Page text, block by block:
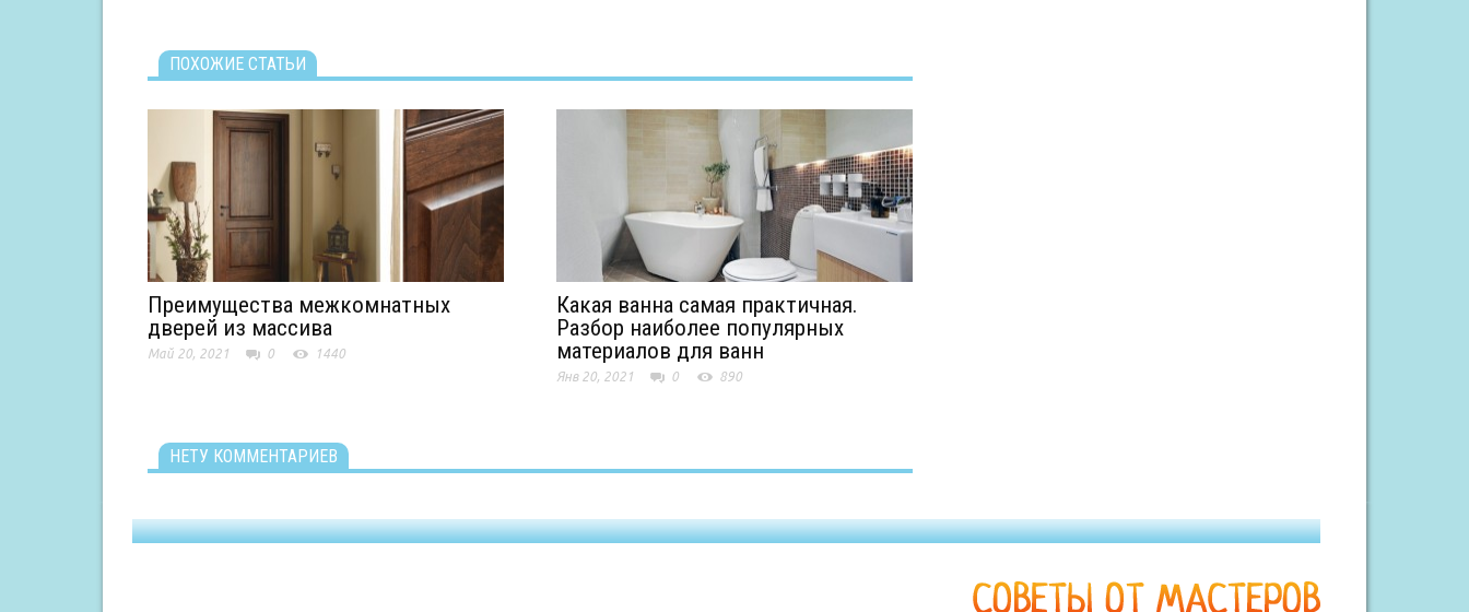
ПОХОЖИЕ СТАТЬИ
Преимущества межкомнатных
дверей из массива
Май 20, 2021 0 1440
Какая ванна самая практичная.
Разбор наиболее популярных
материалов для ванн
Янв 20, 2021 0 890
НЕТУ КОММЕНТАРИЕВ